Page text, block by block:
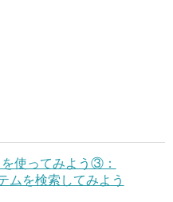
使ってみよう③：
ムを検索してみよう